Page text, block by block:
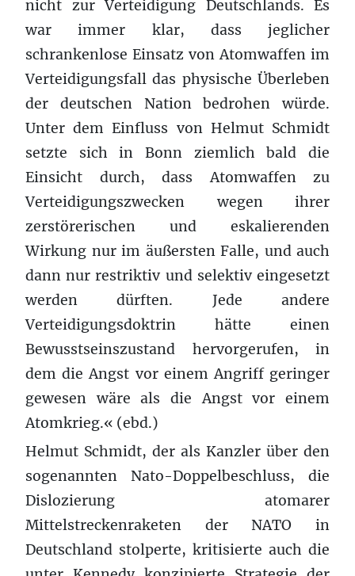
nicht zur Verteidigung Deutschlands. Es
war immer klar, dass jeglicher
schrankenlose Einsatz von Atomwaffen im
Verteidigungsfall das physische Überleben
der deutschen Nation bedrohen würde.
Unter dem Einfluss von Helmut Schmidt
setzte sich in Bonn ziemlich bald die
Einsicht durch, dass Atomwaffen zu
Verteidigungszwecken wegen ihrer
zerstörerischen und eskalierenden
Wirkung nur im äußersten Falle, und auch
dann nur restriktiv und selektiv eingesetzt
werden dürften. Jede andere
Verteidigungsdoktrin hätte einen
Bewusstseinszustand hervorgerufen, in
dem die Angst vor einem Angriff geringer
gewesen wäre als die Angst vor einem
Atomkrieg.« (ebd.)
Helmut Schmidt, der als Kanzler über den
sogenannten Nato-Doppelbeschluss, die
Dislozierung atomarer
Mittelstreckenraketen der NATO in
Deutschland stolperte, kritisierte auch die